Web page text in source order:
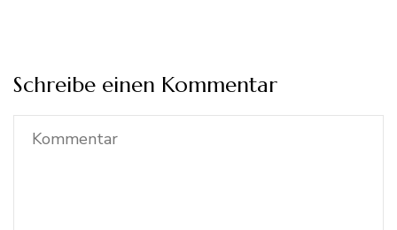
Schreibe einen Kommentar